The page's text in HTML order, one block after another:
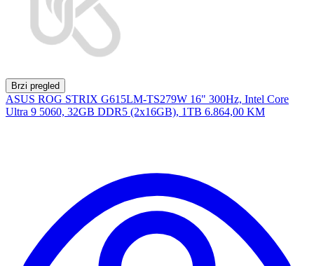
Brzi pregled
ASUS ROG STRIX G615LM-TS279W 16" 300Hz, Intel Core
Ultra 9 5060, 32GB DDR5 (2x16GB), 1TB 6.864,00 KM